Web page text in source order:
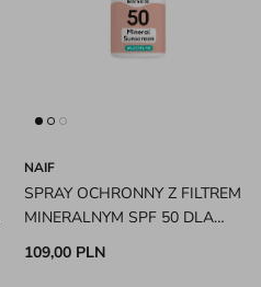
NAIF
SPRAY OCHRONNY Z FILTREM
MINERALNYM SPF 50 DLA
DZIECI I NIEMOWLĄT 0%
PARFUM NAIF
109,00 PLN